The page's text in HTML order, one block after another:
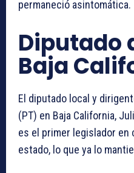
permaneció asintomática.
Diputado
Baja
El diputado local y
(PT) en Baja California,
es el primer legislador en
estado, lo que ya lo